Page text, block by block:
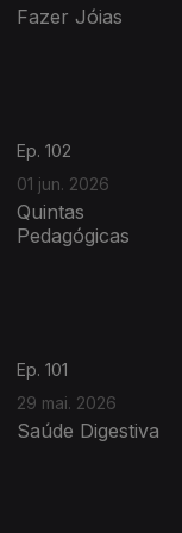
Fazer Jóias
Ep. 102
01 jun. 2026
Quintas
Pedagógicas
Ep. 101
29 mai. 2026
Saúde Digestiva